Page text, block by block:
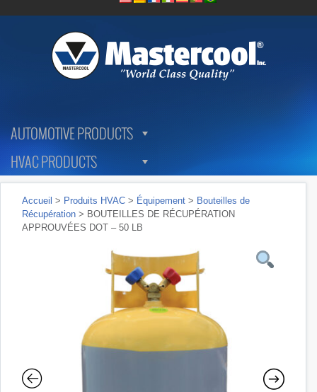
AUTOMOTIVE PRODUCTS
HVAC PRODUCTS
Accueil > Produits HVAC > Équipement > Bouteilles de
Récupération > BOUTEILLES DE RÉCUPÉRATION
APPROUVÉES DOT – 50 LB